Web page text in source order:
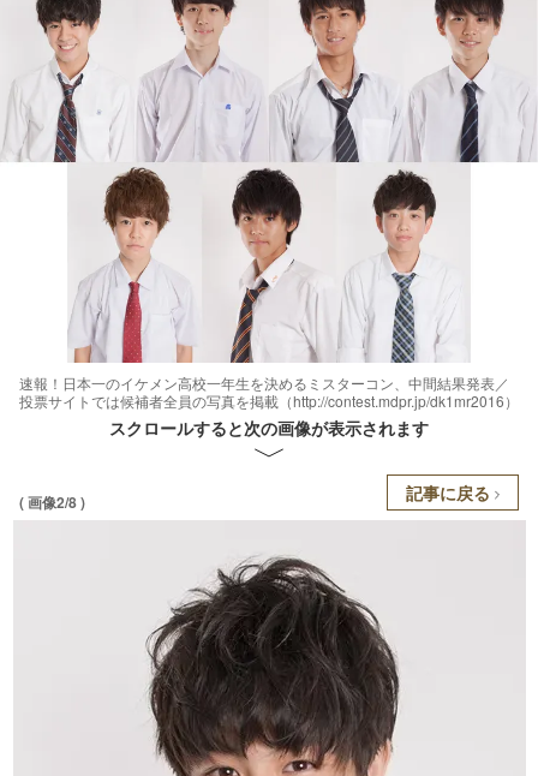
速報！日本一のイケメン高校一年生を決めるミスターコン、中間結果発表／
投票サイトでは候補者全員の写真を掲載（http://contest.mdpr.jp/dk1mr2016）
スクロールすると次の画像が表示されます
( 画像2/8 ) 記事に戻る